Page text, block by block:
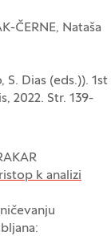
ČERNE, Nataša
Dias (eds.)). 1st
2022. Str. 139-
k analizi